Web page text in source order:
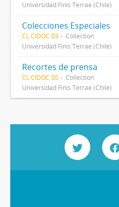
Universidad Finis Terrae (Chile)
Colecciones Especiales
CL CIDOC 03
Collection
Universidad Finis Terrae (Chile)
Recortes de prensa
CL CIDOC 05
Collection
Universidad Finis Terrae (Chile)